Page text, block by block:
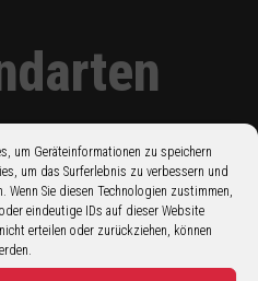
um Geräteinformationen zu speichern
um das Surferlebnis zu verbessern und
Sie diesen Technologien zustimmen,
eindeutige IDs auf dieser Website
erteilen oder zurückziehen, können